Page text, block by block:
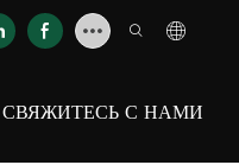
СВЯЖИТЕСЬ С НАМИ